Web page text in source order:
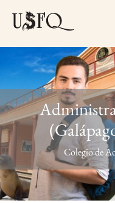
Previous
Colegio de